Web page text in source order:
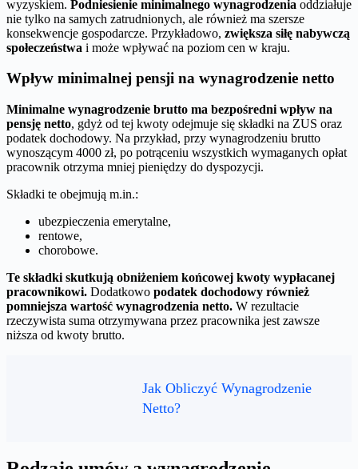
wyzyskiem. Podniesienie minimalnego wynagrodzenia oddziałuje
nie tylko na samych zatrudnionych, ale również ma szersze
konsekwencje gospodarcze. Przykładowo, zwiększa siłę nabywczą
społeczeństwa i może wpływać na poziom cen w kraju.
Wpływ minimalnej pensji na wynagrodzenie netto
Minimalne wynagrodzenie brutto ma bezpośredni wpływ na
pensję netto, gdyż od tej kwoty odejmuje się składki na ZUS oraz
podatek dochodowy. Na przykład, przy wynagrodzeniu brutto
wynoszącym 4000 zł, po potrąceniu wszystkich wymaganych opłat
pracownik otrzyma mniej pieniędzy do dyspozycji.
Składki te obejmują m.in.:
ubezpieczenia emerytalne,
rentowe,
chorobowe.
Te składki skutkują obniżeniem końcowej kwoty wypłacanej
pracownikowi. Dodatkowo podatek dochodowy również
pomniejsza wartość wynagrodzenia netto. W rezultacie
rzeczywista suma otrzymywana przez pracownika jest zawsze
niższa od kwoty brutto.
Jak Obliczyć Wynagrodzenie
Netto?